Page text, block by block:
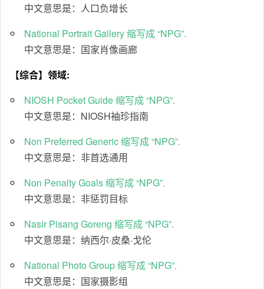
中文意思是：人口负增长
National Portrait Gallery 缩写成 “NPG”.
中文意思是：国家肖像画廊
【综合】领域:
NIOSH Pocket Guide 缩写成 “NPG”.
中文意思是：NIOSH袖珍指南
Non Preferred Generic 缩写成 “NPG”.
中文意思是：非首选通用
Non Penalty Goals 缩写成 “NPG”.
中文意思是：非惩罚目标
Nasir Pisang Goreng 缩写成 “NPG”.
中文意思是：纳西尔·皮桑·戈伦
National Photo Group 缩写成 “NPG”.
中文意思是：国家摄影组